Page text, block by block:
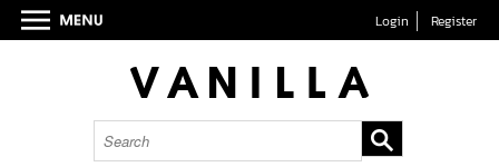
Login Register